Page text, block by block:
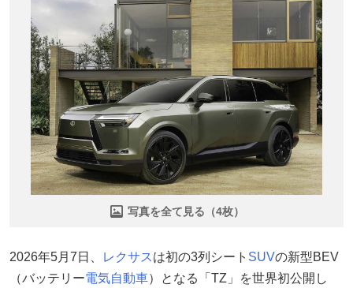
写真を全て見る（4枚）
2026年5月7日、 レクサス は初の3列シート SUVの新型BEV
（バッテリー電気自動車）となる「TZ」を世界初公開し